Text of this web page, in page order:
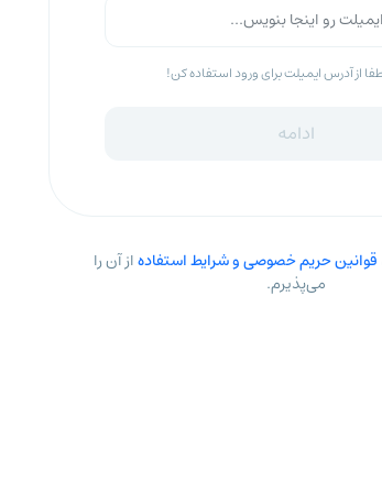
از آدرس ایمیلت برای ورود استفاده کن!
ادامه
قوانین حریم خصوصی و شرایط استفادهاز آن را
می‌پذیرم.